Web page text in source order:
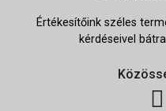
Értékesítőink széles
kérdéseivel